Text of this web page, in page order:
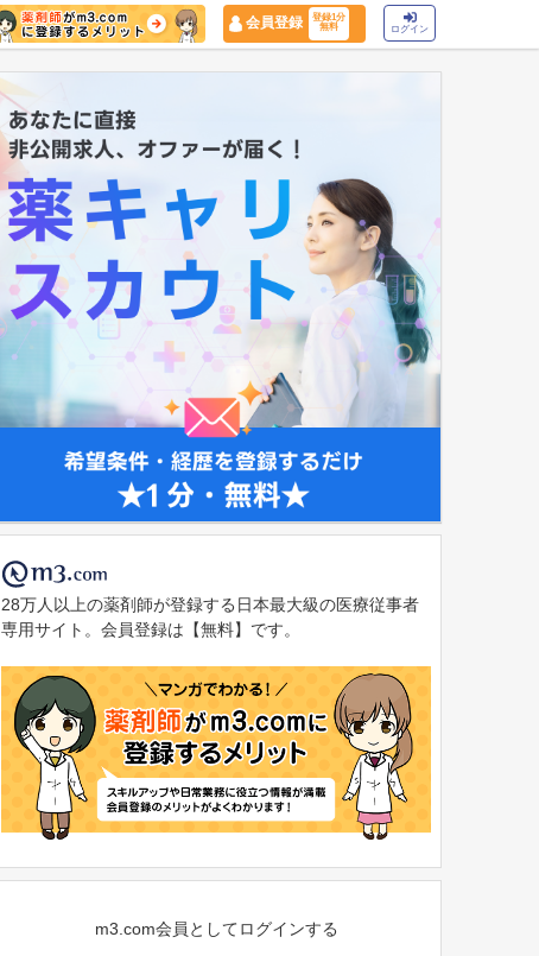
会員登録
登録1分
無料
ログイン
マイナ保険証
28万人以上の薬剤師が登録する日本最大級の医療従事者
専用サイト。会員登録は【無料】です。
m3.com会員としてログインする